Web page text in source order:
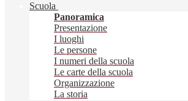
Scuola
Panoramica
Presentazione
I luoghi
Le persone
I numeri della scuola
Le carte della scuola
Organizzazione
La storia